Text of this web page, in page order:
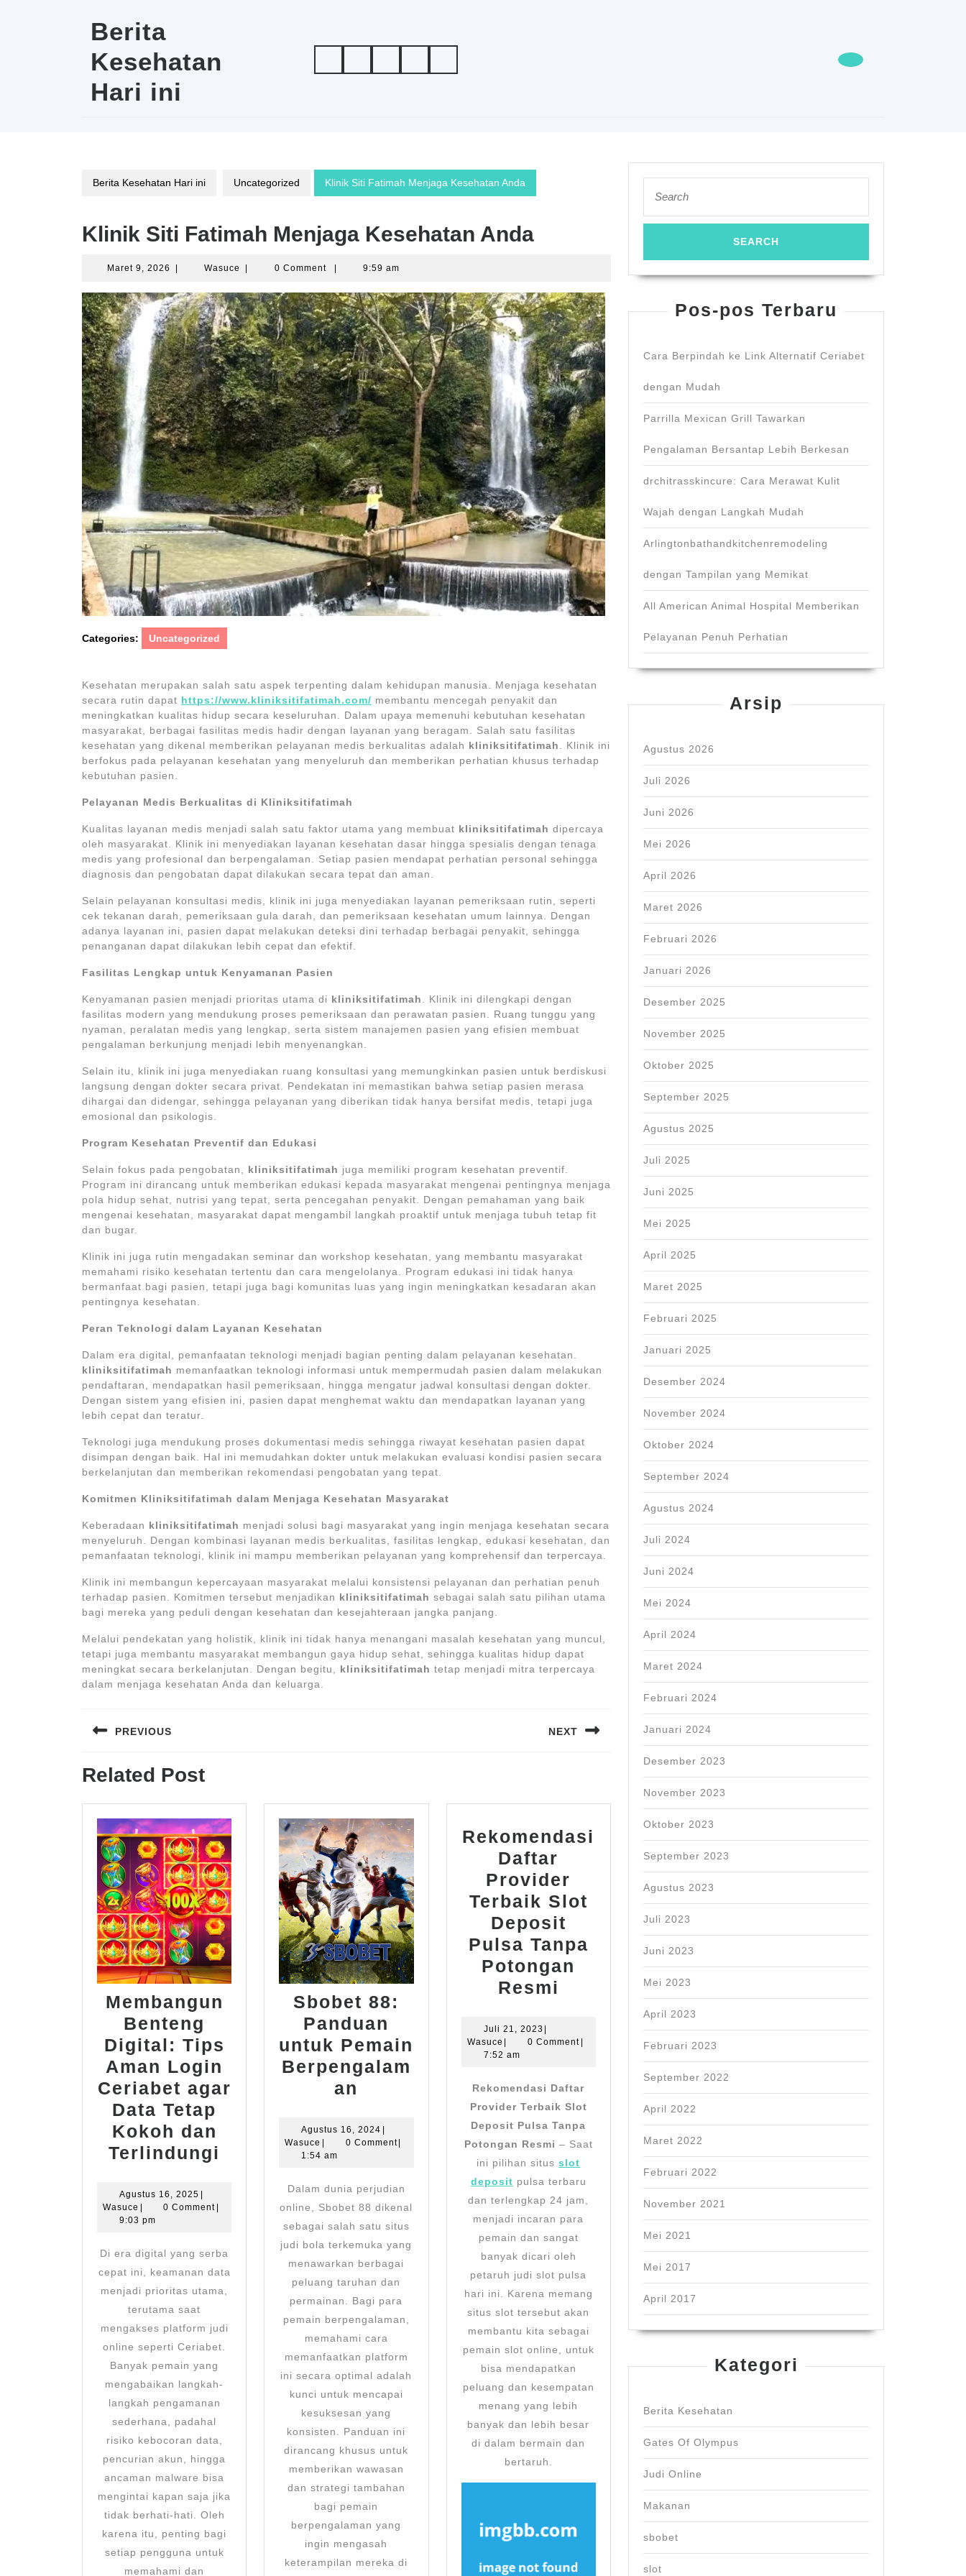
Berita
Kesehatan
Hari ini
Berita Kesehatan Hari ini Uncategorized Klinik Siti Fatimah Menjaga Kesehatan Anda
Klinik Siti Fatimah Menjaga Kesehatan Anda
Maret 9, 2026 Maret
2026
Wasuce Wasuce0 Comment 9:59 am
Categories: Uncategorized
Kesehatan merupakan salah satu aspek terpenting dalam kehidupan manusia. Menjaga kesehatan
secara rutin dapat https://www.kliniksitifatimah.com/ membantu mencegah penyakit dan
meningkatkan kualitas hidup secara keseluruhan. Dalam upaya memenuhi kebutuhan kesehatan
masyarakat, berbagai fasilitas medis hadir dengan layanan yang beragam. Salah satu fasilitas
kesehatan yang dikenal memberikan pelayanan medis berkualitas adalah kliniksitifatimah
. Klinik ini
berfokus pada pelayanan kesehatan yang menyeluruh dan memberikan perhatian khusus terhadap
kebutuhan pasien.
Pelayanan Medis Berkualitas di Kliniksitifatimah
Kualitas layanan medis menjadi salah satu faktor utama yang membuat kliniksitifatimah dipercaya
oleh masyarakat. Klinik ini menyediakan layanan kesehatan dasar hingga spesialis dengan tenaga
medis yang profesional dan berpengalaman. Setiap pasien mendapat perhatian personal sehingga
diagnosis dan pengobatan dapat dilakukan secara tepat dan aman.
Selain pelayanan konsultasi medis, klinik ini juga menyediakan layanan pemeriksaan rutin, seperti
cek tekanan darah, pemeriksaan gula darah, dan pemeriksaan kesehatan umum lainnya. Dengan
adanya layanan ini, pasien dapat melakukan deteksi dini terhadap berbagai penyakit, sehingga
penanganan dapat dilakukan lebih cepat dan efektif.
Fasilitas Lengkap untuk Kenyamanan Pasien
Kenyamanan pasien menjadi prioritas utama di kliniksitifatimah
. Klinik ini dilengkapi dengan
fasilitas modern yang mendukung proses pemeriksaan dan perawatan pasien. Ruang tunggu yang
nyaman, peralatan medis yang lengkap, serta sistem manajemen pasien yang efisien membuat
pengalaman berkunjung menjadi lebih menyenangkan.
Selain itu, klinik ini juga menyediakan ruang konsultasi yang memungkinkan pasien untuk berdiskusi
langsung dengan dokter secara privat. Pendekatan ini memastikan bahwa setiap pasien merasa
dihargai dan didengar, sehingga pelayanan yang diberikan tidak hanya bersifat medis, tetapi juga
emosional dan psikologis.
Program Kesehatan Preventif dan Edukasi
Selain fokus pada pengobatan, kliniksitifatimah juga memiliki program kesehatan preventif.
Program ini dirancang untuk memberikan edukasi kepada masyarakat mengenai pentingnya menjaga
pola hidup sehat, nutrisi yang tepat, serta pencegahan penyakit. Dengan pemahaman yang baik
mengenai kesehatan, masyarakat dapat mengambil langkah proaktif untuk menjaga tubuh tetap fit
dan bugar.
Klinik ini juga rutin mengadakan seminar dan workshop kesehatan, yang membantu masyarakat
memahami risiko kesehatan tertentu dan cara mengelolanya. Program edukasi ini tidak hanya
bermanfaat bagi pasien, tetapi juga bagi komunitas luas yang ingin meningkatkan kesadaran akan
pentingnya kesehatan.
Peran Teknologi dalam Layanan Kesehatan
Dalam era digital, pemanfaatan teknologi menjadi bagian penting dalam pelayanan kesehatan.
kliniksitifatimah memanfaatkan teknologi informasi untuk mempermudah pasien dalam melakukan
pendaftaran, mendapatkan hasil pemeriksaan, hingga mengatur jadwal konsultasi dengan dokter.
Dengan sistem yang efisien ini, pasien dapat menghemat waktu dan mendapatkan layanan yang
lebih cepat dan teratur.
Teknologi juga mendukung proses dokumentasi medis sehingga riwayat kesehatan pasien dapat
disimpan dengan baik. Hal ini memudahkan dokter untuk melakukan evaluasi kondisi pasien secara
berkelanjutan dan memberikan rekomendasi pengobatan yang tepat.
Komitmen Kliniksitifatimah dalam Menjaga Kesehatan Masyarakat
Keberadaan kliniksitifatimah menjadi solusi bagi masyarakat yang ingin menjaga kesehatan secara
menyeluruh. Dengan kombinasi layanan medis berkualitas, fasilitas lengkap, edukasi kesehatan, dan
pemanfaatan teknologi, klinik ini mampu memberikan pelayanan yang komprehensif dan terpercaya.
Klinik ini membangun kepercayaan masyarakat melalui konsistensi pelayanan dan perhatian penuh
terhadap pasien. Komitmen tersebut menjadikan kliniksitifatimah sebagai salah satu pilihan utama
bagi mereka yang peduli dengan kesehatan dan kesejahteraan jangka panjang.
Melalui pendekatan yang holistik, klinik ini tidak hanya menangani masalah kesehatan yang muncul,
tetapi juga membantu masyarakat membangun gaya hidup sehat, sehingga kualitas hidup dapat
meningkat secara berkelanjutan. Dengan begitu, kliniksitifatimah tetap menjadi mitra terpercaya
dalam menjaga kesehatan Anda dan keluarga.
posPREVIOUS
post:
NEXT
Related Post
Membangun
Benteng
Digital: Tips
Aman Login
Ceriabet agar
Data Tetap
Kokoh dan
Terlindungi Membangun
Digital:
Login
Ceriabet
Data
Tetap
Kokoh
dan
Terlindungi
Agustus 16, 2025 Agustus
16,
Wasuce Wasuce0 Comment
9:03 pm
Di era digital yang serba
cepat ini, keamanan data
menjadi prioritas utama,
terutama saat
mengakses platform judi
online seperti Ceriabet.
Banyak pemain yang
mengabaikan langkah-
langkah pengamanan
sederhana, padahal
risiko kebocoran data,
pencurian akun, hingga
ancaman malware bisa
mengintai kapan saja jika
tidak berhati-hati. Oleh
karena itu, penting bagi
setiap pengguna untuk
memahami dan
Sbobet 88:
Panduan
untuk Pemain
Berpengalam
an
Panduan
untuk
Berpengalaman
Agustus 16, 2024 Agustus
16,
Wasuce Wasuce0 Comment
1:54 am
Dalam dunia perjudian
online, Sbobet 88 dikenal
sebagai salah satu situs
judi bola terkemuka yang
menawarkan berbagai
peluang taruhan dan
permainan. Bagi para
pemain berpengalaman,
memahami cara
memanfaatkan platform
ini secara optimal adalah
kunci untuk mencapai
kesuksesan yang
konsisten. Panduan ini
dirancang khusus untuk
memberikan wawasan
dan strategi tambahan
bagi pemain
berpengalaman yang
ingin mengasah
keterampilan mereka di
Rekomendasi
Daftar
Provider
Terbaik Slot
Deposit
Pulsa Tanpa
Potongan
Resmi Rekomendasi
Terbaik
Deposit
Pulsa
Tanpa
Potongan
Resmi
Juli 21, 2023 Juli
21,
Wasuce Wasuce0 Comment
7:52 am
Rekomendasi Daftar
Provider Terbaik Slot
Deposit Pulsa Tanpa
Potongan Resmi – Saat
ini pilihan situsslot
deposit pulsa terbaru
dan terlengkap 24 jam,
menjadi incaran para
pemain dan sangat
banyak dicari oleh
petaruh judi slot pulsa
hari ini. Karena memang
situs slot tersebut akan
membantu kita sebagai
pemain slot online, untuk
bisa mendapatkan
peluang dan kesempatan
menang yang lebih
banyak dan lebih besar
di dalam bermain dan
bertaruh.
for:
Pos-pos Terbaru
Cara Berpindah ke Link Alternatif Ceriabet
dengan Mudah
Parrilla Mexican Grill Tawarkan
Pengalaman Bersantap Lebih Berkesan
drchitrasskincure: Cara Merawat Kulit
Wajah dengan Langkah Mudah
Arlingtonbathandkitchenremodeling
dengan Tampilan yang Memikat
All American Animal Hospital Memberikan
Pelayanan Penuh Perhatian
Arsip
Agustus 2026
Juli 2026
Juni 2026
Mei 2026
April 2026
Maret 2026
Februari 2026
Januari 2026
Desember 2025
November 2025
Oktober 2025
September 2025
Agustus 2025
Juli 2025
Juni 2025
Mei 2025
April 2025
Maret 2025
Februari 2025
Januari 2025
Desember 2024
November 2024
Oktober 2024
September 2024
Agustus 2024
Juli 2024
Juni 2024
Mei 2024
April 2024
Maret 2024
Februari 2024
Januari 2024
Desember 2023
November 2023
Oktober 2023
September 2023
Agustus 2023
Juli 2023
Juni 2023
Mei 2023
April 2023
Februari 2023
September 2022
April 2022
Maret 2022
Februari 2022
November 2021
Mei 2021
Mei 2017
April 2017
Kategori
Berita Kesehatan
Gates Of Olympus
Judi Online
Makanan
sbobet
slot